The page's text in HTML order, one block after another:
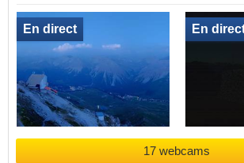
En direct En
17 webcams